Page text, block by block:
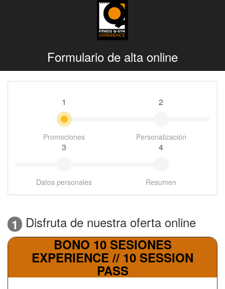
Formulario de alta online
1
Promociones
2
Personalización
3
Datos personales
4
Resumen
1 Disfruta de nuestra oferta online
BONO 10 SESIONES
EXPERIENCE // 10 SESSION
PASS